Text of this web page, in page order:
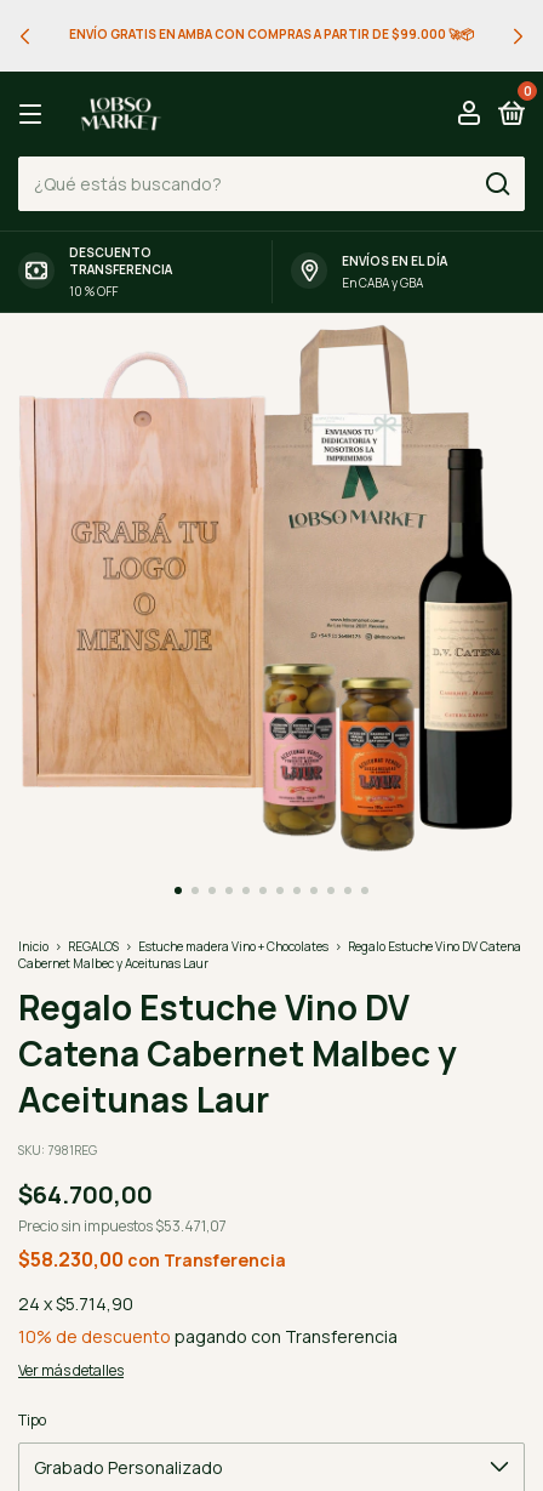
ENVÍO GRATIS EN AMBA CON COMPRAS A PARTIR DE $99.000 🚀📦
0
DESCUENTO
TRANSFERENCIA
10 % OFF
ENVÍOS EN EL DÍA
En CABA y GBA
Inicio > REGALOS > Estuche madera Vino + Chocolates > Regalo Estuche Vino DV Catena
Cabernet Malbec y Aceitunas Laur
Regalo Estuche Vino DV
Catena Cabernet Malbec y
Aceitunas Laur
SKU: 7981REG
$64.700,00
Precio sin impuestos$53.471,07
$58.230,00 con Transferencia
24 x$5.714,90
10% de descuento pagando con Transferencia
Ver más detalles
Tipo